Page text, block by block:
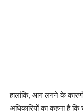
हालांकि, आग लगने के
अधिकारियों का कहना है